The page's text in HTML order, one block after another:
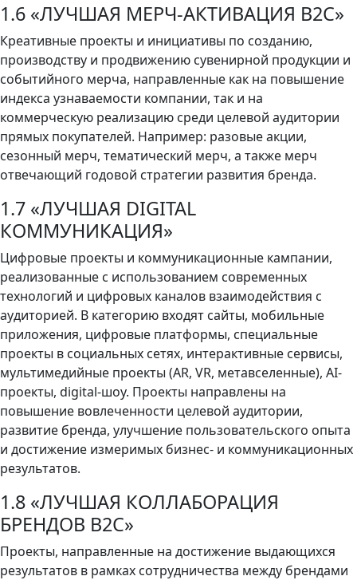
1.6 «ЛУЧШАЯ МЕРЧ-АКТИВАЦИЯ B2C»
Креативные проекты и инициативы по созданию,
производству и продвижению сувенирной продукции и
событийного мерча, направленные как на повышение
индекса узнаваемости компании, так и на
коммерческую реализацию среди целевой аудитории
прямых покупателей. Например: разовые акции,
сезонный мерч, тематический мерч, а также мерч
отвечающий годовой стратегии развития бренда.
1.7 «ЛУЧШАЯ DIGITAL
КОММУНИКАЦИЯ»
Цифровые проекты и коммуникационные кампании,
реализованные с использованием современных
технологий и цифровых каналов взаимодействия с
аудиторией. В категорию входят сайты, мобильные
приложения, цифровые платформы, специальные
проекты в социальных сетях, интерактивные сервисы,
мультимедийные проекты (AR, VR, метавселенные), AI-
проекты, digital-шоу. Проекты направлены на
повышение вовлеченности целевой аудитории,
развитие бренда, улучшение пользовательского опыта
и достижение измеримых бизнес- и коммуникационных
результатов.
1.8 «ЛУЧШАЯ КОЛЛАБОРАЦИЯ
БРЕНДОВ B2C»
Проекты, направленные на достижение выдающихся
результатов в рамках сотрудничества между брендами